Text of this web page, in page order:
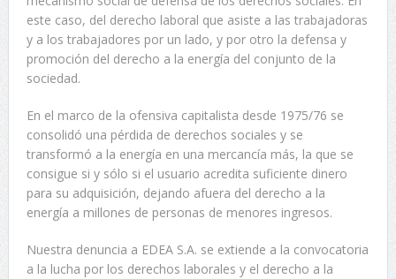
este caso, del derecho laboral que asiste a las trabajadoras
y a los trabajadores por un lado, y por otro la defensa y
promoción del derecho a la energía del conjunto de la
sociedad.
En el marco de la ofensiva capitalista desde 1975/76 se
consolidó una pérdida de derechos sociales y se
transformó a la energía en una mercancía más, la que se
consigue si y sólo si el usuario acredita suficiente dinero
para su adquisición, dejando afuera del derecho a la
energía a millones de personas de menores ingresos.
Nuestra denuncia a EDEA S.A. se extiende a la convocatoria
a la lucha por los derechos laborales y el derecho a la